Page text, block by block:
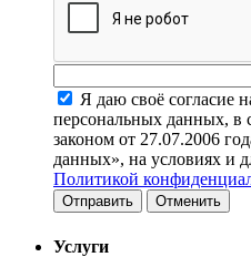
Я даю своё согласие
персональных данных, в
законом от 27.07.2006
данных», на условиях и
Политикой
Отменить
Услуги